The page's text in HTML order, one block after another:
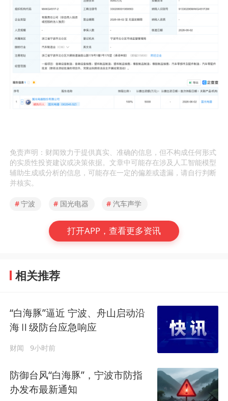
免责声明：财闻致力于提供真实、准确的信息，但不构成任何形式
的实质性投资建议或决策依据。文章中可能存在涉及人工智能模型
辅助生成或分析的信息，可能存在一定的偏差或遗漏，请自行判断
并核实。
#宁波 # 国光电器 # 汽车声学
打开APP，查看更多资讯
相关推荐
“白海豚”逼近 宁波、舟山启动沿
海Ⅱ级防台应急响应
财闻 9小时前
防御台风“白海豚”，宁波市防指
办发布最新通知